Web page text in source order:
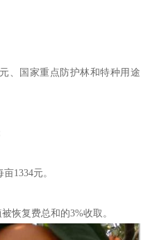
国家重点防护林和特种用途
1334元。
恢复费总和的3%收取。